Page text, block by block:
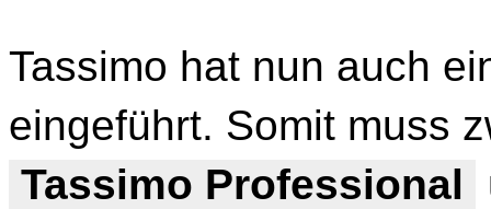
Tassimo hat nun auch
eingeführt. Somit muss
Tassimo Professional